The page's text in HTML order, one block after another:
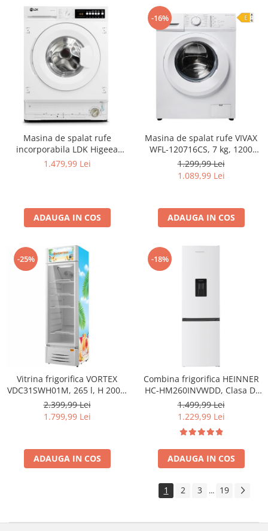
Masina de spalat rufe
incorporabila LDK Higeea
812DD BI, 8 Kg, Clasa D, 1200
1.479,99 Lei
ADAUGA IN COS
-16%
Masina de spalat rufe VIVAX
WFL-120716CS, 7 kg, 1200
RPM, Clasa A, Motor Inverter,
Alb
1.299,99 Lei
1.089,99 Lei
ADAUGA IN COS
-25%
Vitrina frigorifica VORTEX
VDC31SWH01M, 265 l, H 200.5
cm, alb
2.399,99 Lei
1.799,99 Lei
ADAUGA IN COS
-18%
Combina frigorifica HEINNER
HC-HM260INVWDD, Clasa D,
260L, Dozator apa, Control
electronic cu termostat
ajustabil, Lumina LED, Usa
reversibila, H 180 cm, Alb
1.499,99 Lei
1.229,99 Lei
ADAUGA IN COS
1 2 3 ... 19